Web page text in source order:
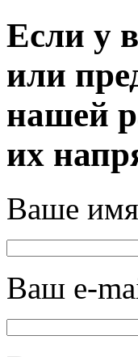
Если у
или
нашей
их
Ваше
Ваш e-